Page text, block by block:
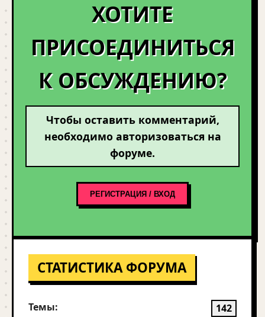
ХОТИТЕ
ПРИСОЕДИНИТЬСЯ
К ОБСУЖДЕНИЮ?
Чтобы оставить комментарий,
необходимо авторизоваться на
форуме.
РЕГИСТРАЦИЯ / ВХОД
СТАТИСТИКА ФОРУМА
Темы: 142